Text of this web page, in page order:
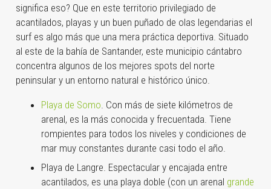
significa eso? Que en este territorio privilegiado de
acantilados, playas y un buen puñado de olas legendarias el
surf es algo más que una mera práctica deportiva. Situado
al este de la bahía de Santander, este municipio cántabro
concentra algunos de los mejores spots del norte
peninsular y un entorno natural e histórico único.
Playa de Somo . Con más de siete kilómetros de
arenal, es la más conocida y frecuentada. Tiene
rompientes para todos los niveles y condiciones de
mar muy constantes durante casi todo el año.
Playa de Langre. Espectacular y encajada entre
acantilados, es una playa doble (con un arenal grande